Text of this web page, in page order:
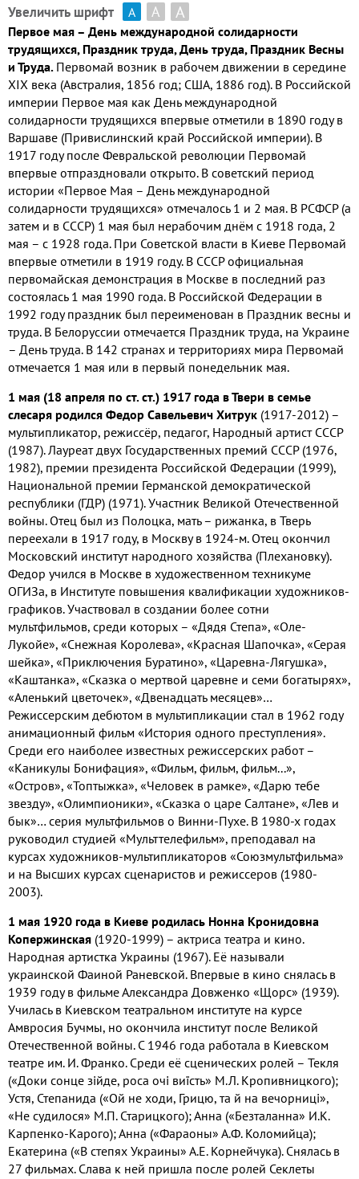
Увеличить шрифт А А А
Первое мая – День международной солидарности
трудящихся, Праздник труда, День труда, Праздник Весны
и Труда. Первомай возник в рабочем движении в середине
XIX века (Австралия, 1856 год; США, 1886 год). В Российской
империи Первое мая как День международной
солидарности трудящихся впервые отметили в 1890 году в
Варшаве (Привислинский край Российской империи). В
1917 году после Февральской революции Первомай
впервые отпраздновали открыто. В советский период
истории «Первое Мая – День международной
солидарности трудящихся» отмечалось 1 и 2 мая. В РСФСР (а
затем и в СССР) 1 мая был нерабочим днём с 1918 года, 2
мая – с 1928 года. При Советской власти в Киеве Первомай
впервые отметили в 1919 году. В СССР официальная
первомайская демонстрация в Москве в последний раз
состоялась 1 мая 1990 года. В Российской Федерации в
1992 году праздник был переименован в Праздник весны и
труда. В Белоруссии отмечается Праздник труда, на Украине
– День труда. В 142 странах и территориях мира Первомай
отмечается 1 мая или в первый понедельник мая.
1 мая (18 апреля по ст. ст.) 1917 года в Твери в семье
слесаря родился Федор Савельевич Хитрук (1917-2012) –
мультипликатор, режиссёр, педагог, Народный артист СССР
(1987). Лауреат двух Государственных премий СССР (1976,
1982), премии президента Российской Федерации (1999),
Национальной премии Германской демократической
республики (ГДР) (1971). Участник Великой Отечественной
войны. Отец был из Полоцка, мать – рижанка, в Тверь
переехали в 1917 году, в Москву в 1924-м. Отец окончил
Московский институт народного хозяйства (Плехановку).
Федор учился в Москве в художественном техникуме
ОГИЗа, в Институте повышения квалификации художников-
графиков. Участвовал в создании более сотни
мультфильмов, среди которых – «Дядя Степа», «Оле-
Лукойе», «Снежная Королева», «Красная Шапочка», «Серая
шейка», «Приключения Буратино», «Царевна-Лягушка»,
«Каштанка», «Сказка о мертвой царевне и семи богатырях»,
«Аленький цветочек», «Двенадцать месяцев»…
Режиссерским дебютом в мультипликации стал в 1962 году
анимационный фильм «История одного преступления».
Среди его наиболее известных режиссерских работ –
«Каникулы Бонифация», «Фильм, фильм, фильм...»,
«Остров», «Топтыжка», «Человек в рамке», «Дарю тебе
звезду», «Олимпионики», «Сказка о царе Салтане», «Лев и
бык»… серия мультфильмов о Винни-Пухе. В 1980-х годах
руководил студией «Мульттелефильм», преподавал на
курсах художников-мультипликаторов «Союзмультфильма»
и на Высших курсах сценаристов и режиссеров (1980-
2003).
1 мая 1920 года в Киеве родилась Нонна Кронидовна
Копержинская (1920-1999) – актриса театра и кино.
Народная артистка Украины (1967). Её называли
украинской Фаиной Раневской. Впервые в кино снялась в
1939 году в фильме Александра Довженко «Щорс» (1939).
Училась в Киевском театральном институте на курсе
Амвросия Бучмы, но окончила институт после Великой
Отечественной войны. С 1946 года работала в Киевском
театре им. И. Франко. Среди её сценических ролей – Текля
(«Доки сонце зiйде, роса очi виїсть» М.Л. Кропивницкого);
Устя, Степанида («Ой не ходи, Грицю, та й на вечорницi»,
«Не судилося» М.П. Старицкого); Анна («Безталанна» И.К.
Карпенко-Карого); Анна («Фараоны» А.Ф. Коломийца);
Екатерина («В степях Украины» А.Е. Корнейчука). Снялась в
27 фильмах. Слава к ней пришла после ролей Секлеты